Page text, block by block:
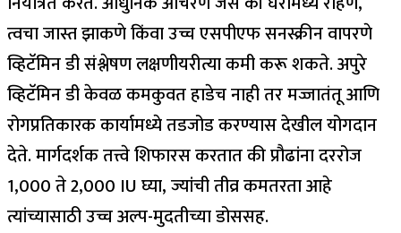
त्वचा जास्त झाकणे किंवा उच्च एसपीएफ सनस्क्रीन वापरणे
व्हिटॅमिन डी संश्लेषण लक्षणीयरीत्या कमी करू शकते.अपुरे
व्हिटॅमिन डी केवळ कमकुवत हाडेच नाही तर मज्जातंतू आणि
रोगप्रतिकारक कार्यामध्ये तडजोड करण्यास देखील योगदान
देते. मार्गदर्शक तत्त्वे शिफारस करतात की प्रौढांना दररोज
1,000 ते 2,000 IU घ्या, ज्यांची तीव्र कमतरता आहे
त्यांच्यासाठी उच्च अल्प-मुदतीच्या डोससह.